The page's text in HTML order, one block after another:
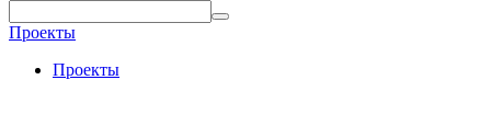
Проекты
Проекты